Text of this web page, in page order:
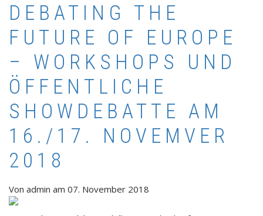
DEBATING THE
FUTURE OF EUROPE
– WORKSHOPS UND
ÖFFENTLICHE
SHOWDEBATTE AM
16./17. NOVEMVER
2018
Von admin am 07. November 2018